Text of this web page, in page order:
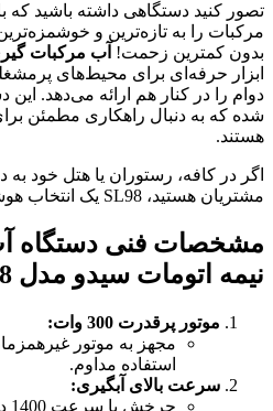
تصور کنید دستگاهی داشته باشید که
مرکبات را به تازه‌ترین و
بدون کمترین زحمت! آب مرکبات
ابزار حرفه‌ای برای محیط‌های
دوام را در کنار هم ارائه می‌دهد.
شده که به دنبال راهکاری مطمئن
هستند.
اگر در کافه، رستوران یا هتل خود
مشتریان هستید، SL98 یک انتخاب هوشمندانه است.
مشخصات فنی دستگاه
نیمه اتومات سیدو مدل
موتور پرقدرت 300 وات
:
مجهز به موتور
استفاده مداوم.
سرعت بالای آبگیری: